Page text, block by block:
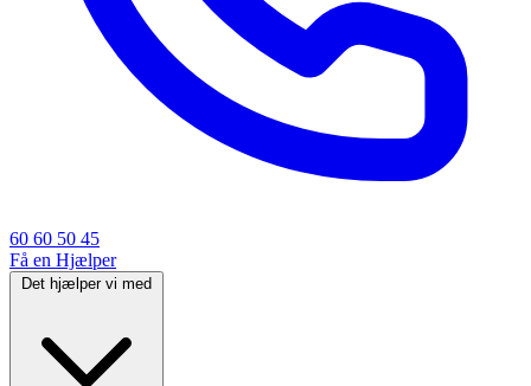
60 60 50 45
Få en Hjælper
Det hjælper vi med